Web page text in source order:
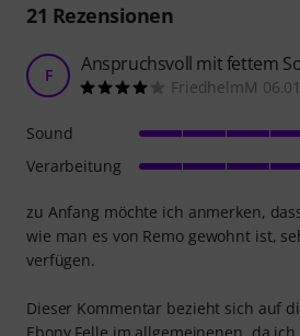
21 Rezensionen
F Anspruchsvoll mit fettem
FriedhelmM
zu Anfang möchte ich anmerken,
wie man es von Remo gewohnt ist,
verfügen.
Dieser Kommentar bezieht sich auf
Sound
Verarbeitung